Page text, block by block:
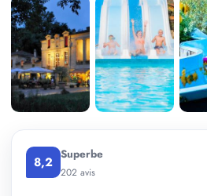
8,2 Superbe
202 avis